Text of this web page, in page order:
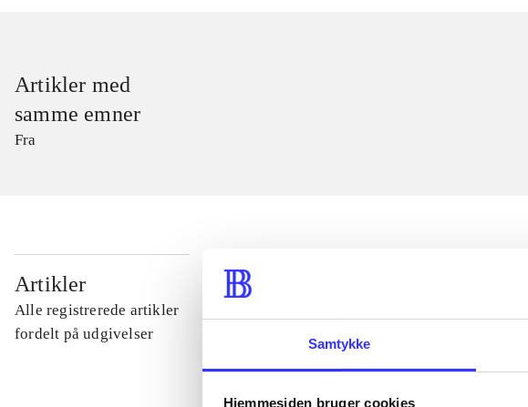
Samtykke
Hjemmesiden bruger cookies
Artikler med
samme emner
Fra
Artikler
Alle registrerede artikler
fordelt på udgivelser